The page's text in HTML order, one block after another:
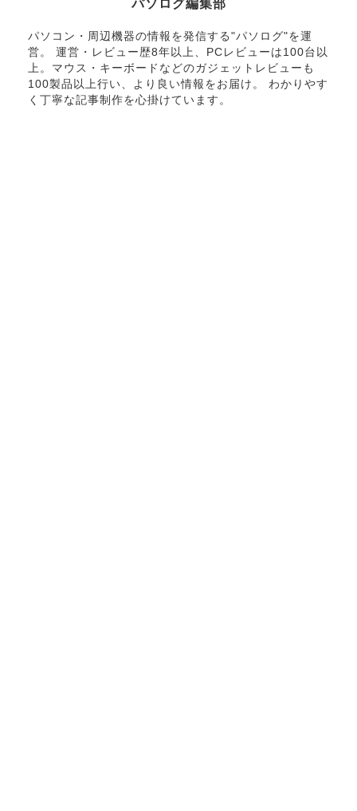
パソログ編集部
パソコン・周辺機器の情報を発信する"パソログ"を運
営。 運営・レビュー歴8年以上、PCレビューは100台以
上。マウス・キーボードなどのガジェットレビューも
100製品以上行い、より良い情報をお届け。 わかりやす
く丁寧な記事制作を心掛けています。